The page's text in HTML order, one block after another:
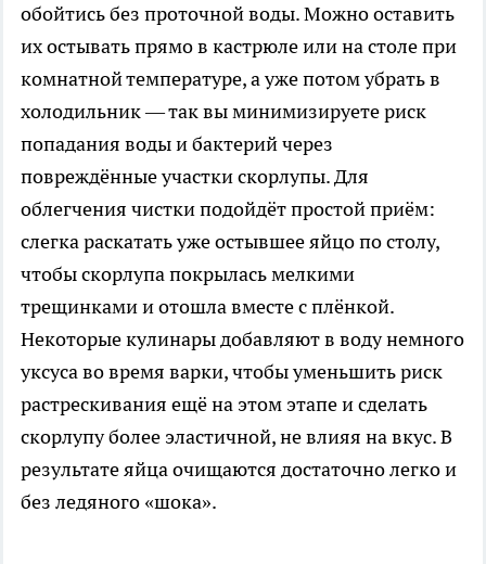
обойтись без проточной воды. Можно оставить
их остывать прямо в кастрюле или на столе при
комнатной температуре, а уже потом убрать в
холодильник — так вы минимизируете риск
попадания воды и бактерий через
повреждённые участки скорлупы. Для
облегчения чистки подойдёт простой приём:
слегка раскатать уже остывшее яйцо по столу,
чтобы скорлупа покрылась мелкими
трещинками и отошла вместе с плёнкой.
Некоторые кулинары добавляют в воду немного
уксуса во время варки, чтобы уменьшить риск
растрескивания ещё на этом этапе и сделать
скорлупу более эластичной, не влияя на вкус. В
результате яйца очищаются достаточно легко и
без ледяного «шока».